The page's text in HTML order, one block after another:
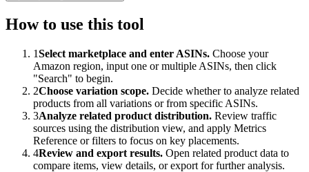
How to use this tool
1Select marketplace and enter ASINs. Choose your
Amazon region, input one or multiple ASINs, then click
"Search" to begin.
2Choose variation scope. Decide whether to analyze related
products from all variations or from specific ASINs.
3Analyze related product distribution. Review traffic
sources using the distribution view, and apply Metrics
Reference or filters to focus on key placements.
4Review and export results. Open related product data to
compare items, view details, or export for further analysis.